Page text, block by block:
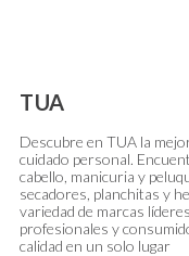
TUA
Descubre en TUA la
cuidado personal.
cabello, manicuria y
secadores, planchitas y
variedad de marcas
profesionales y
calidad en un solo lugar